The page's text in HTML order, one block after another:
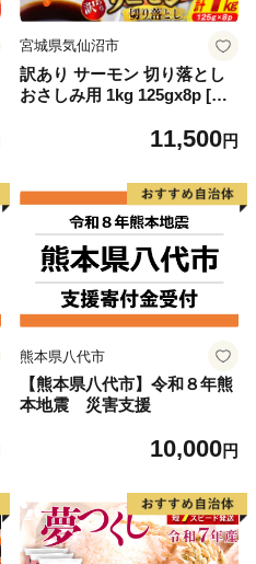
宮城県気仙沼市
訳あり サーモン 切り落とし
おさしみ用 1kg 125gx8p [足
4313] 魚 魚介類 鮭 お刺し身
介
11,500円
熊本県八代市
【熊本県八代市】令和８年熊
本地震 災害支援
10,000円